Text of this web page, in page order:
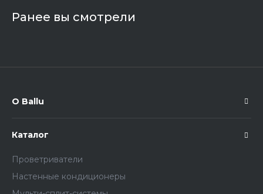
Ранее вы смотрели
О Ballu
Каталог
Проветриватели
Настенные кондиционеры